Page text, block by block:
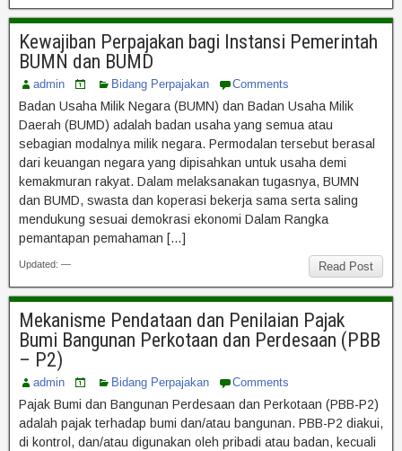
Kewajiban Perpajakan bagi Instansi Pemerintah
BUMN dan BUMD
admin Bidang Perpajakan Comments
Badan Usaha Milik Negara (BUMN) dan Badan Usaha Milik
Daerah (BUMD) adalah badan usaha yang semua atau
sebagian modalnya milik negara. Permodalan tersebut berasal
dari keuangan negara yang dipisahkan untuk usaha demi
kemakmuran rakyat. Dalam melaksanakan tugasnya, BUMN
dan BUMD, swasta dan koperasi bekerja sama serta saling
mendukung sesuai demokrasi ekonomi Dalam Rangka
pemantapan pemahaman […]
Read Post
Updated: —
Mekanisme Pendataan dan Penilaian Pajak
Bumi Bangunan Perkotaan dan Perdesaan (PBB
– P2)
admin Bidang Perpajakan Comments
Pajak Bumi dan Bangunan Perdesaan dan Perkotaan (PBB-P2)
adalah pajak terhadap bumi dan/atau bangunan. PBB-P2 diakui,
di kontrol, dan/atau digunakan oleh pribadi atau badan, kecuali